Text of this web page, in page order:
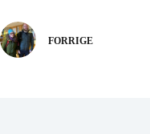
FORRIGE